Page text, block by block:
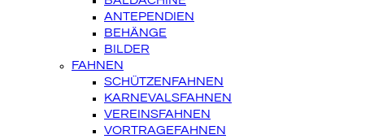
ANTEPENDIEN
BEHÄNGE
BILDER
FAHNEN
SCHÜTZENFAHNEN
KARNEVALSFAHNEN
VEREINSFAHNEN
VORTRAGEFAHNEN